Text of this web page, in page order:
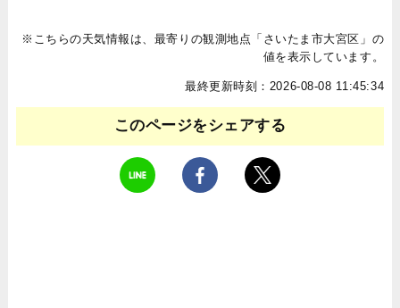
※こちらの天気情報は、最寄りの観測地点「さいたま市大宮区」の
値を表示しています。
最終更新時刻：2026-08-08 11:45:34
このページをシェアする